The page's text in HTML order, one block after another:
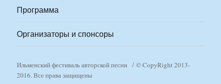
Программа
Организаторы и спонсоры
Ильменский фестиваль авторской песни
© CopyRight 2013-
2016. Все права защищены